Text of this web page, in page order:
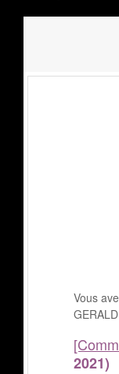
Vous
2021)